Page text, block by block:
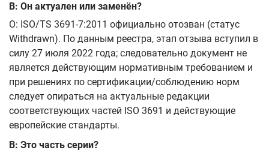
В: Он актуален или заменён?
О: ISO/TS 3691-7:2011 официально отозван (статус
Withdrawn). По данным реестра, этап отзыва вступил в
силу 27 июля 2022 года; следовательно документ не
является действующим нормативным требованием и
при решениях по сертификации/соблюдению норм
следует опираться на актуальные редакции
соответствующих частей ISO 3691 и действующие
европейские стандарты.
В: Это часть серии?